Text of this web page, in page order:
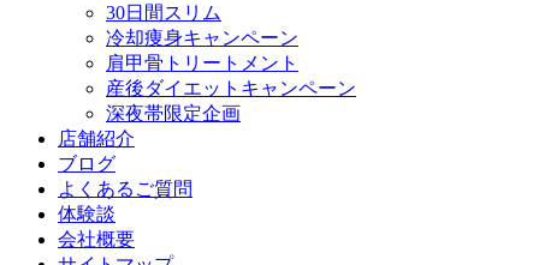
30日間スリム
冷却痩身キャンペーン
肩甲骨トリートメント
産後ダイエットキャンペーン
深夜帯限定企画
店舗紹介
ブログ
よくあるご質問
体験談
会社概要